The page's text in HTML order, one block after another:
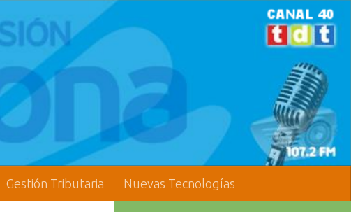
Gestión Tributaria Nuevas Tecnologías